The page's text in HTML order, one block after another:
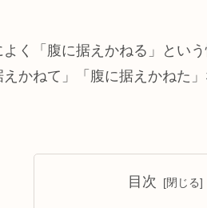
く「腹に据えかねる」とい
かねて」「腹に据えかねた
目次